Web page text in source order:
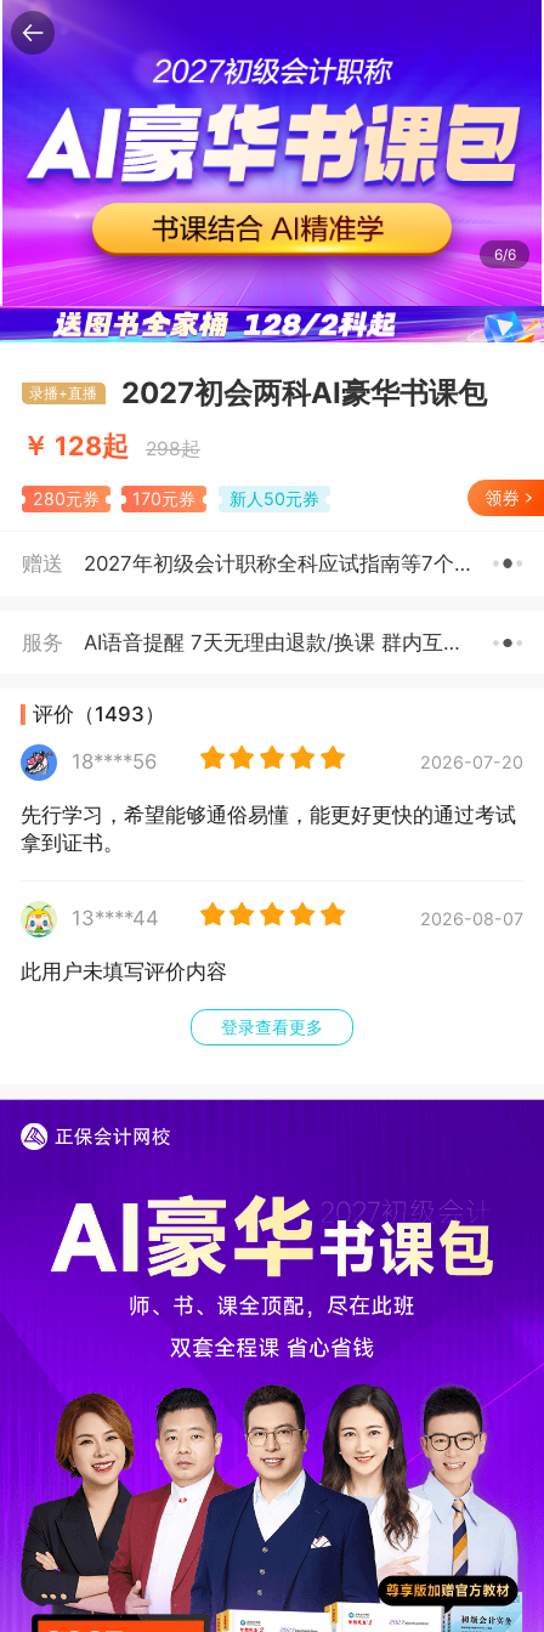
免费试听
1/6
返回
录播+直播 2027初会两科AI豪华书课包
￥ 128起 298起
280元券 170元券 新人50元券
赠送 2027年初级会计职称全科应试指南等7个赠品
服务 AI语音提醒 7天无理由退款/换课 群内互动交流等
评价（1493）
18****56
2026-07-20
先行学习，希望能够通俗易懂，能更好更快的通过考试
拿到证书。
13****44 2026-08-07
此用户未填写评价内容
登录查看更多